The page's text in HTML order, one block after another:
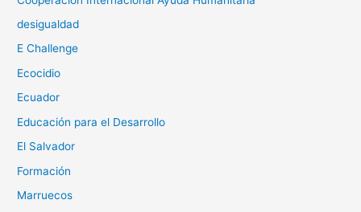
desigualdad
E Challenge
Ecocidio
Ecuador
Educación para el Desarrollo
El Salvador
Formación
Marruecos